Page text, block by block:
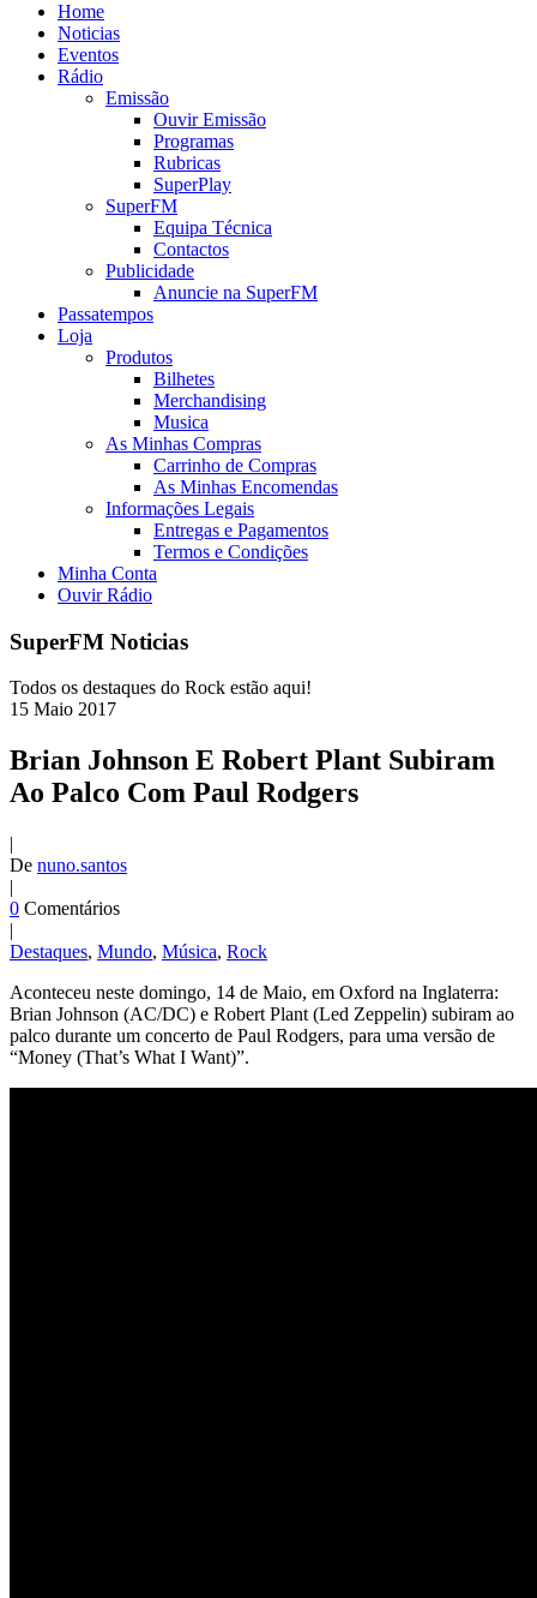
Home
Noticias
Eventos
Rádio
Emissão
Ouvir Emissão
Programas
Rubricas
SuperPlay
SuperFM
Equipa Técnica
Contactos
Publicidade
Anuncie na SuperFM
Passatempos
Loja
Produtos
Bilhetes
Merchandising
Musica
As Minhas Compras
Carrinho de Compras
As Minhas Encomendas
Informações Legais
Entregas e Pagamentos
Termos e Condições
Minha Conta
Ouvir Rádio
SuperFM Noticias
Todos os destaques do Rock estão aqui!
15 Maio 2017
Brian Johnson E Robert Plant Subiram
Ao Palco Com Paul Rodgers
|
De nuno.santos
|
0 Comentários
|
Destaques, Mundo, Música, Rock
Aconteceu neste domingo, 14 de Maio, em Oxford na Inglaterra:
Brian Johnson (AC/DC) e Robert Plant (Led Zeppelin) subiram ao
palco durante um concerto de Paul Rodgers, para uma versão de
“Money (That’s What I Want)”.